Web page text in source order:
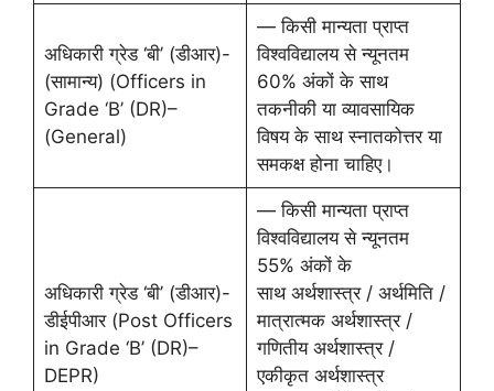
अधिकारी ग्रेड ‘बी’ (डीआर)-
(सामान्य) (Officers in
Grade ‘B’ (DR)–
(General)
— किसी मान्यता प्राप्त
विश्वविद्यालय से न्यूनतम
60% अंकों के साथ
तकनीकी या व्यावसायिक
विषय के साथ स्नातकोत्तर या
समकक्ष होना चाहिए।
अधिकारी ग्रेड ‘बी’ (डीआर)-
डीईपीआर (Post Officers
in Grade ‘B’ (DR)–
DEPR)
— किसी मान्यता प्राप्त
विश्वविद्यालय से न्यूनतम
55% अंकों के
साथ अर्थशास्त्र / अर्थमिति /
मात्रात्मक अर्थशास्त्र /
गणितीय अर्थशास्त्र /
एकीकृत अर्थशास्त्र